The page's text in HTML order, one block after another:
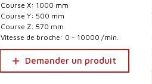
Course X: 1000 mm
Course Y: 500 mm
Course Z: 570 mm
Vitesse de broche: 0 - 10000 /min.
Demander un produit